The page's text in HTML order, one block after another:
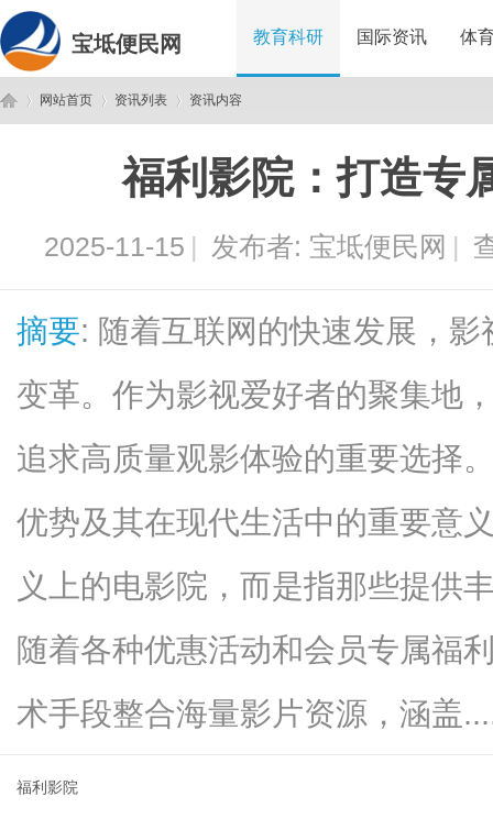
宝坻便民网 教育科研 国际资讯 体
网站首页 资讯列表
›
资讯内容
福利影院：打造专
2025-11-15 | 发布者: 宝坻便民网 |
摘要: 随着互联网的快速发展，
变革。作为影视爱好者的聚集地
追求高质量观影体验的重要选择
优势及其在现代生活中的重要意
义上的电影院，而是指那些提供
随着各种优惠活动和会员专属福
术手段整合海量影片资源，涵盖
福利影院